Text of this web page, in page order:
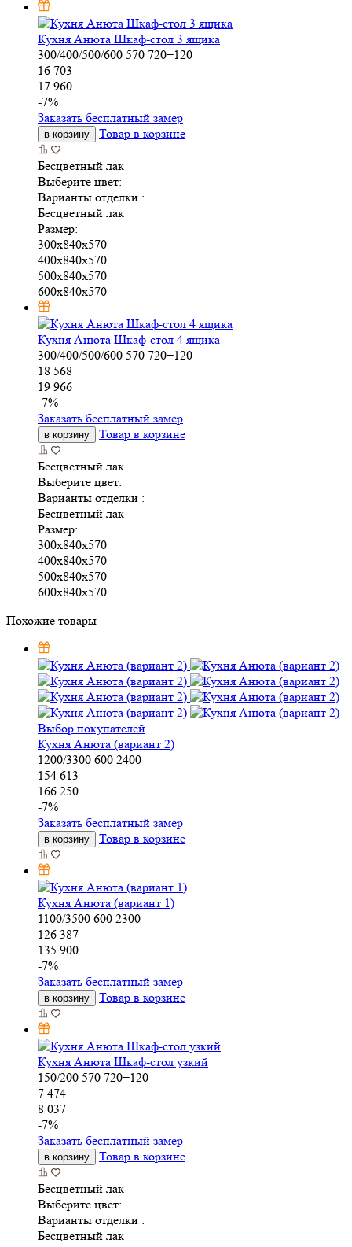
Кухня Анюта Шкаф-стол 3 ящика
300/400/500/600 570 720+120
16 703
17 960
-7%
Заказать бесплатный замер
в корзину Товар в корзине
Бесцветный лак
Выберите цвет:
Варианты отделки :
Бесцветный лак
Размер:
300x840x570
400x840x570
500x840x570
600x840x570
Кухня Анюта Шкаф-стол 4 ящика
300/400/500/600 570 720+120
18 568
19 966
-7%
Заказать бесплатный замер
в корзину Товар в корзине
Бесцветный лак
Выберите цвет:
Варианты отделки :
Бесцветный лак
Размер:
300x840x570
400x840x570
500x840x570
600x840x570
Похожие товары
Выбор покупателей
Кухня Анюта (вариант 2)
1200/3300 600 2400
154 613
166 250
-7%
Заказать бесплатный замер
в корзину Товар в корзине
Кухня Анюта (вариант 1)
1100/3500 600 2300
126 387
135 900
-7%
Заказать бесплатный замер
в корзину Товар в корзине
Кухня Анюта Шкаф-стол узкий
150/200 570 720+120
7 474
8 037
-7%
Заказать бесплатный замер
в корзину Товар в корзине
Бесцветный лак
Выберите цвет:
Варианты отделки :
Бесцветный лак